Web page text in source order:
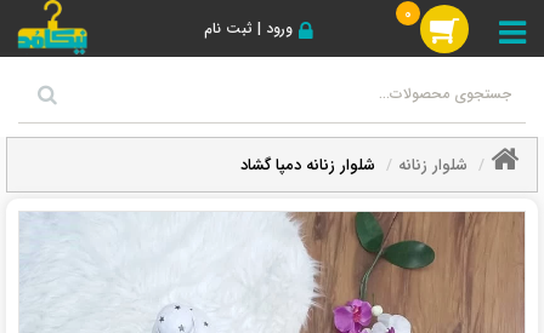
ورود | ثبت نام
0
شلوار زنانه شلوار زنانه دمپا گشاد